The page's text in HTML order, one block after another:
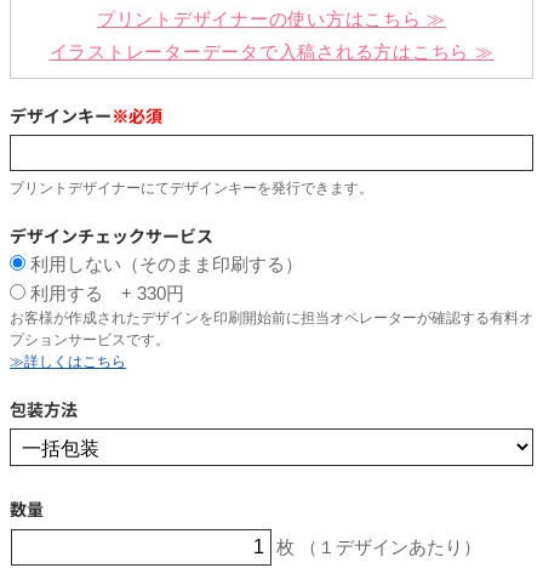
プリントデザイナーの使い方はこちら ≫
イラストレーターデータで入稿される方はこちら ≫
デザインキー※必須
プリントデザイナーにてデザインキーを発行できます。
デザインチェックサービス
利用しない（そのまま印刷する）
利用する + 330円
お客様が作成されたデザインを印刷開始前に担当オペレーターが確認する有料オ
プションサービスです。
≫詳しくはこちら
包装方法
数量
枚 （１デザインあたり）